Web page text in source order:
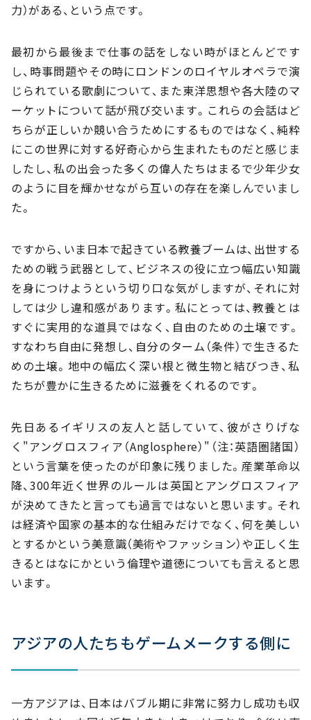
力）がある、という点です。
最初から最後まで仕事の話をしない時がほとんどです
し、時事問題やその時にロンドンのロイヤルオペラで演
じられている歌劇について、また東洋思想や各大陸のマ
ーケットについて話が飛び交います。これらの会話はど
ちらが正しいか競い合うためにするものではなく、純粋
にこの世界に対する好奇心から生まれたものだと感じま
したし、私の出会った多くの偉人たちはまるで少年少女
のように目を輝かせながら互いの存在を楽しんでいまし
た。
ですから、いま日本で起きている教養ブームは、出世する
ための戦う武器として、ビジネスの役に立つ幅広い知識
を身につけようという切り口な気がしますが、それに対
しては少し違和感があります。私にとっては、教養とは
すぐに実用的な道具ではなく、自由のための土壌です。
すなわち自由に発想し、自分のターム（条件）で生きるた
めの土壌。地中の幅広く深い根と微生物と結びつき、私
たちが豊かに生きるために滋養をくれるのです。
先日あるイギリスの友人と話していて、彼がさりげな
く"アングロスフィア（Anglosphere）"（注：英語圏諸国）
という言葉を使ったのが印象に残りました。産業革命以
降、300年近く世界のルールは英国とアングロスフィア
が決めてきたと言っても過言ではないと思います。それ
は経済や国家の基本的な仕組みだけでなく、何を美しい
とするかという美意識（美術やファッション）や正しく生
きるとはなにかという倫理や道徳についても言えると思
います。
アジアの人たちもゲームメークする側に
一方アジアは、日本はバブル期に非常に努力し成功も収